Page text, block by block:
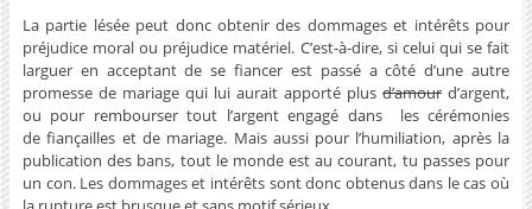
La partie lésée peut donc obtenir des dommages et intérêts pour
préjudice moral ou préjudice matériel. C’est-à-dire, si celui qui se fait
larguer en acceptant de se fiancer est passé a côté d’une autre
promesse de mariage qui lui aurait apporté plusd’amour d’argent,
ou pour rembourser tout l’argent engagé dans les cérémonies
de fiançailles et de mariage. Mais aussi pour l’humiliation, après la
publication des bans, tout le monde est au courant, tu passes pour
un con. Les dommages et intérêts sont donc obtenus dans le cas où